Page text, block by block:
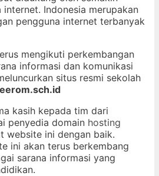
Indonesia merupakan
pengguna internet terbanyak
mengikuti perkembangan
informasi dan komunikasi
situs resmi sekolah
kasih kepada tim dari
penyedia domain hosting
website ini dengan baik.
ini akan terus berkembang
sarana informasi yang